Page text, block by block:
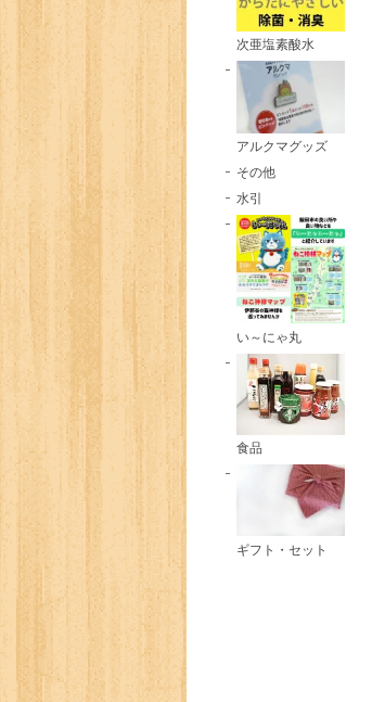
次亜塩素酸水
アルクマグッズ
その他
水引
い～にゃ丸
食品
ギフト・セット